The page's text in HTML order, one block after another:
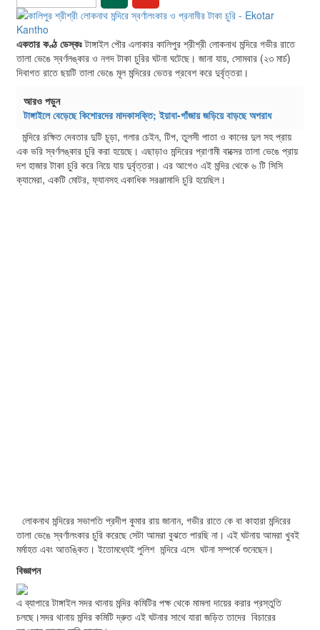
একতার কণ্ঠ ডেস্কঃটাঙ্গাইল পৌর এলাকার কালিপুর শ্রীশ্রী লোকনাথ মন্দিরে গভীর রাতে
তালা ভেঙে স্বর্ণলঙ্কার ও নগদ টাকা চুরির ঘটনা ঘটেছে। জানা যায়, সোমবার (২৩ মার্চ)
দিবাগত রাতে ছয়টি তালা ভেঙে মূল মন্দিরের ভেতর প্রবেশ করে দুর্বৃত্তরা।
আরও পড়ুন
টাঙ্গাইলে বেড়েছে কিশোরদের মাদকাসক্তি; ইয়াবা-গাঁজায় জড়িয়ে বাড়ছে অপরাধ
মন্দিরে রক্ষিত দেবতার দুটি চূড়া, গলার চেইন, টিপ, তুলসী পাতা ও কানের দুল সহ প্রায়
এক ভরি স্বর্ণলঙ্কার চুরি করা হয়েছে। এছাড়াও মন্দিরের প্রাণামী বাক্সের তালা ভেঙে প্রায়
দশ হাজার টাকা চুরি করে নিয়ে যায় দুর্বৃত্তরা। এর আগেও এই মন্দির থেকে ৬ টি সিসি
ক্যামেরা, একটি মোটর, ফ্যানসহ একাধিক সরঞ্জামাদি চুরি হয়েছিল।
লোকনাথ মন্দিরের সভাপতি প্রদীপ কুমার রায় জানান, গভীর রাতে কে বা কাহারা মন্দিরের
তালা ভেঙে স্বর্ণালংকার চুরি করেছে সেটা আমরা বুঝতে পারছি না। এই ঘটনায় আমরা খুবই
মর্মাহত এবং আতঙ্কিত। ইতোমধ্যেই পুলিশ মন্দিরে এসে ঘটনা সম্পর্কে শুনেছেন।
বিজ্ঞাপন
এ ব্যাপারে টাঙ্গাইল সদর থানায় মন্দির কমিটির পক্ষ থেকে মামলা দায়ের করার প্রস্তুতি
চলছে।সদর থানায় মন্দির কমিটি দ্রুত এই ঘটনার সাথে যারা জড়িত তাদের বিচারের